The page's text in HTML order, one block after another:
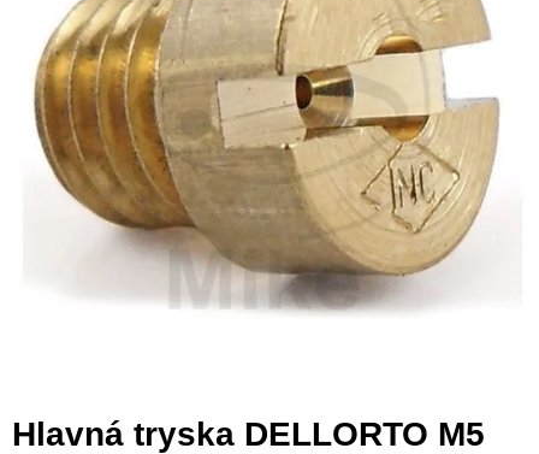
Hlavná tryska DELLORTO M5